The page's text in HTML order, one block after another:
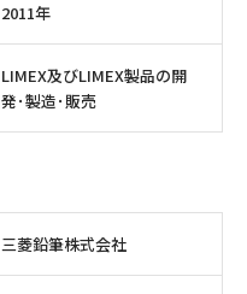
2011年
LIMEX及びLIMEX製品の開
発･製造･販売
三菱鉛筆株式会社